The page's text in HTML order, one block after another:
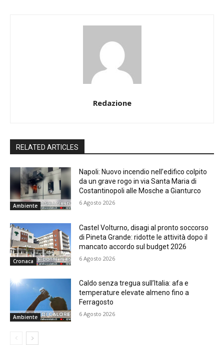
Redazione
RELATED ARTICLES
Ambiente
Napoli: Nuovo incendio nell’edifico colpito
da un grave rogo in via Santa Maria di
Costantinopoli alle Mosche a Gianturco
6 Agosto 2026
Cronaca
Castel Volturno, disagi al pronto soccorso
di Pineta Grande: ridotte le attività dopo il
mancato accordo sul budget 2026
6 Agosto 2026
Ambiente
Caldo senza tregua sull’Italia: afa e
temperature elevate almeno fino a
Ferragosto
6 Agosto 2026